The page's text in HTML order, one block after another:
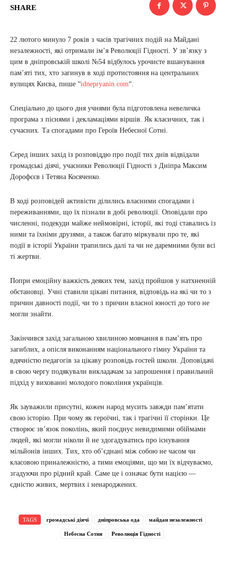
SHARE
22 лютого минуло 7 років з часів трагічних подій на Майдані
незалежності, які отримали ім’я Революції Гідності. У зв’язку з
цим в дніпровській школі №54 відбулось урочисте вшанування
пам’яті тих, хто загинув в ході протистояння на центральних
вулицях Києва, пише “idnepryanin.com“.
Спеціально до цього дня учнями була підготовлена невеличка
програма з піснями і декламаціями віршів. Як класичних, так і
сучасних. Та спогадами про Героїв Небесної Сотні.
Серед інших захід із розповіддю про події тих днів відвідали
громадські діячі, учасники Революції Гідності з Дніпра Максим
Дорофєєв і Тетяна Косяченко.
В ході розповідей активісти ділились власними спогадами і
переживаннями, що їх пізнали в добі революції. Оповідали про
численні, подекуди майже неймовірні, історії, які тоді ставались із
ними та їхніми друзями, а також багато міркували про те, які
події в історії України трапились далі та чи не даремними були всі
ті жертви.
Попри емоційну важкість деяких тем, захід пройшов у натхненній
обстановці. Учні ставили цікаві питання, відповідь на які чи то з
причин давності події, чи то з причин власної юності до того не
могли знайти.
Закінчився захід загальною хвилиною мовчання в пам’ять про
загиблих, а опісля виконанням національного гімну України та
вдячністю педагогів за цікаву розповідь гостей школи. Доповідачі
в свою чергу подякували викладачам за запрошення і правильний
підхід у вихованні молодого покоління українців.
Як зауважили присутні, кожен народ мусить завжди пам’ятати
свою історію. При чому як героїчні, так і трагічні її сторінки. Це
створює зв’язок поколінь, який поєднує невидимими обіймами
людей, які могли ніколи й не здогадуватись про існування
мільйонів інших. Тих, хто об’єднані між собою не часом чи
класовою приналежністю, а тими емоціями, що ми їх відчуваємо,
згадуючи про рідний край. Саме це і означає бути нацією —
єдністю живих, мертвих і ненароджених.
TAGS громадські діячі дніпровська ода майдан незалежності
Небесна Сотня Революція Гідності